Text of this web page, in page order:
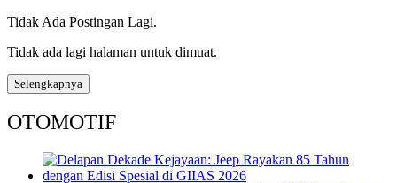
Tidak Ada Postingan Lagi.
Tidak ada lagi halaman untuk dimuat.
Selengkapnya
OTOMOTIF